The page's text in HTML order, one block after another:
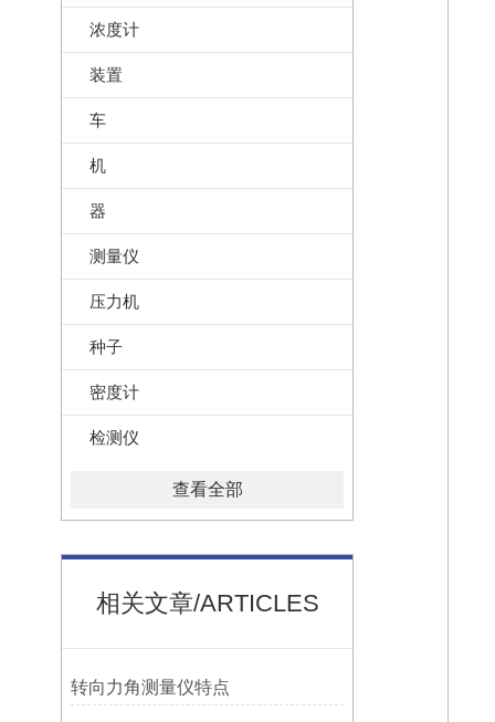
浓度计
装置
车
机
器
测量仪
压力机
种子
密度计
检测仪
查看全部
相关文章/ARTICLES
转向力角测量仪特点